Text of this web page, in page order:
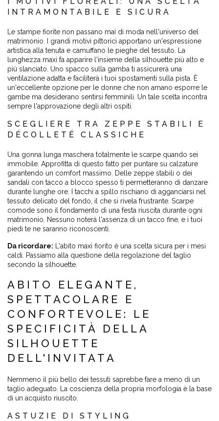
INTRAMONTABILE E SICURA
Le stampe fiorite non passano mai di moda nell'universo del
matrimonio. I grandi motivi pittorici apportano un'espressione
artistica alla tenuta e camuffano le pieghe del tessuto. La
lunghezza maxi fa apparire l'insieme della silhouette più alto e
più slanciato. Uno spacco sulla gamba ti assicurerà una
ventilazione adatta e faciliterà i tuoi spostamenti sulla pista. È
un'eccellente opzione per le donne che non amano esporre le
gambe ma desiderano sentirsi femminili. Un tale scelta incontra
sempre l'approvazione degli altri ospiti.
SCEGLIERE TRA ZEPPE STABILI E
DÉCOLLETÉ CLASSICHE
Una gonna lunga maschera totalmente le scarpe quando sei
immobile. Approfitta di questo fatto per puntare su calzature
garantendo un comfort massimo. Delle zeppe stabili o dei
sandali con tacco a blocco spesso ti permetteranno di danzare
durante lunghe ore. I tacchi a spillo rischiano di agganciarsi nel
tessuto delicato del fondo, il che si rivela frustrante. Scarpe
comode sono il fondamento di una festa riuscita durante ogni
matrimonio. Nessuno noterà l'assenza di un tacco fine, e i tuoi
piedi te ne saranno riconoscenti.
Da ricordare: L'abito maxi fiorito è una scelta sicura per i mesi
caldi. Passiamo alla questione della regolazione del taglio
secondo la silhouette.
ABITO ELEGANTE,
SPETTACOLARE E
CONFORTEVOLE: LE
SPECIFICITÀ DELLA
SILHOUETTE
DELL'INVITATA
Nemmeno il più bello dei tessuti saprebbe fare a meno di un
taglio adeguato. La coscienza della propria morfologia è la base
di un acquisto riuscito.
ASTUZIE DI STYLING